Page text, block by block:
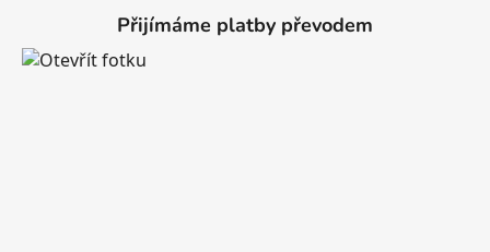
Přijímáme platby převodem